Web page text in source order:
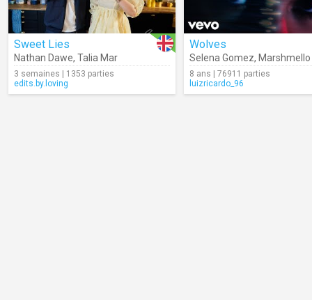
Sweet Lies
Nathan Dawe, Talia Mar
3 semaines | 1353 parties
edits.by.loving
Wolves
Selena Gomez, Marshmello
8 ans | 76911 parties
luizricardo_96